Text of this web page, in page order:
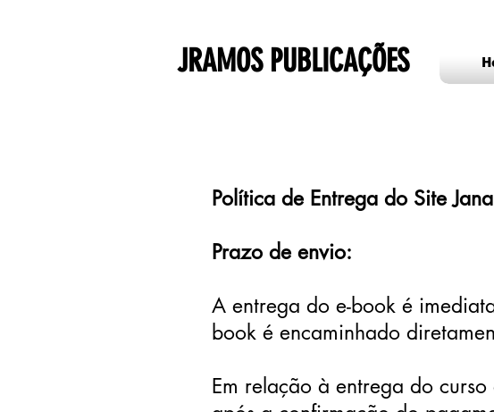
JRAMOS PUBLICAÇÕES
Política de Entrega do Site
Prazo de envio:
A entrega do e-book é
book é encaminhado
Em relação à entrega do